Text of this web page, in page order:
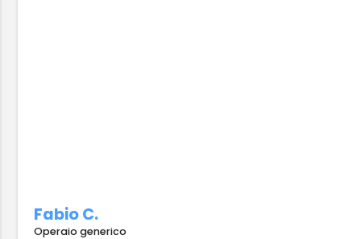
Fabio C.
Operaio generico